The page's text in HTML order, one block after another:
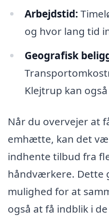
Arbejdstid:
og hvor lang tid
Geografisk
Klejtrup kan
Når du overvejer at
emhætte, kan det
indhente tilbud fra
håndværkere. Dette
mulighed for at
også at få indblik i